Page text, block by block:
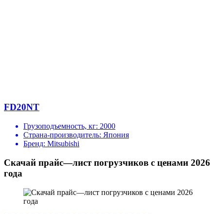
FD20NT
Грузоподъемность, кг: 2000
Страна-производитель: Япония
Бренд: Mitsubishi
Скачай прайс—лист погрузчиков с ценами 2026
года